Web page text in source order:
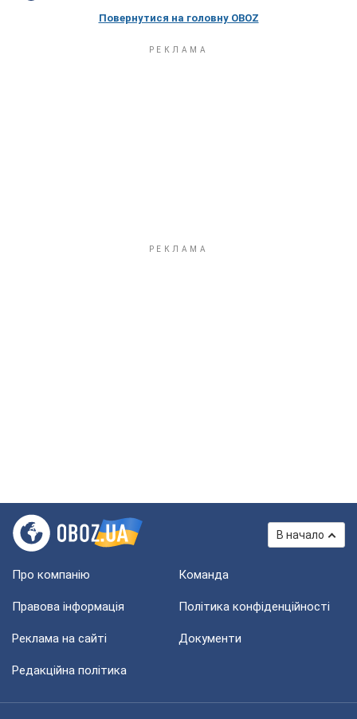
Повернутися на головну OBOZ
В начало
Про компанію Команда
Правова інформація Політика конфіденційності
Реклама на сайті Документи
Редакційна політика